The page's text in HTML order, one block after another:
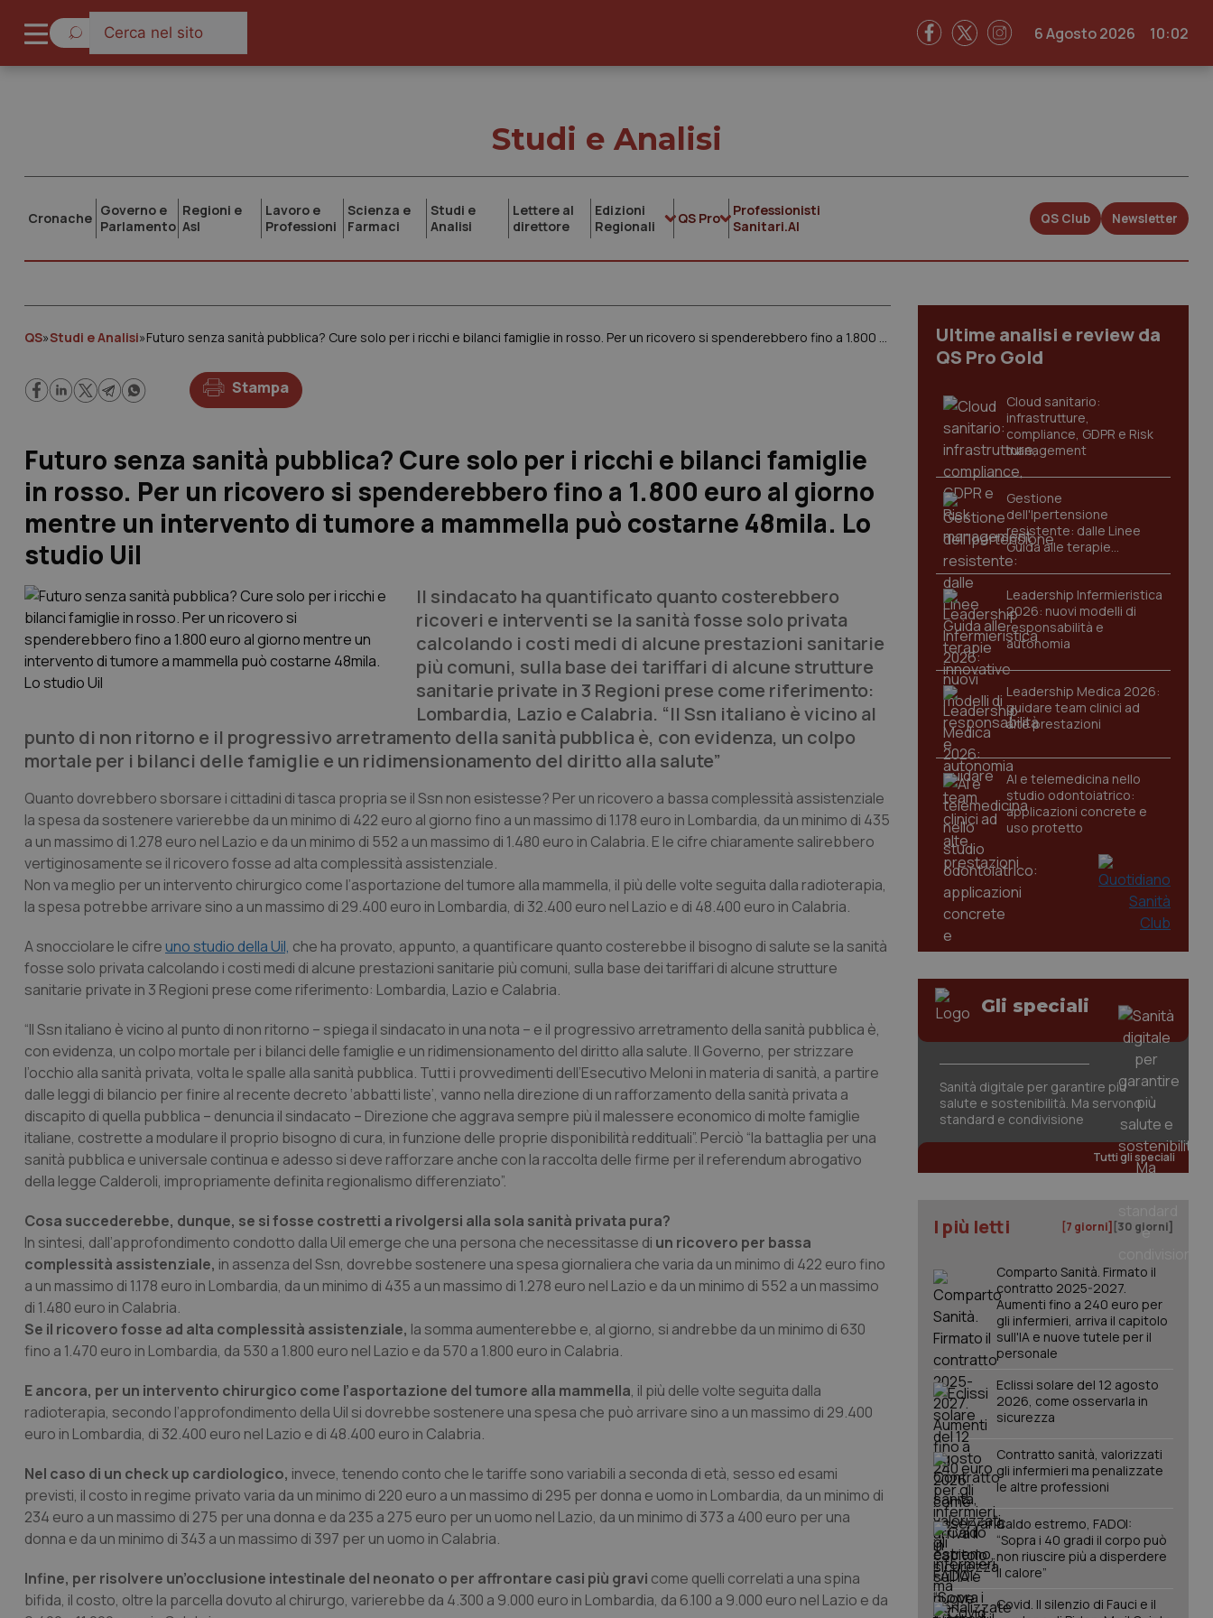
6 Agosto 2026 10:02
Studi e Analisi
Cronache Governo e
Parlamento
Regioni e
Asl
Lavoro e
Professioni
Scienza e
Farmaci
Studi e
Analisi
Lettere al
direttore
Edizioni
Regionali
QS Pro
Professionisti
Sanitari.AI
QS Club Newsletter
QS»Studi e Analisi» Futuro senza sanità pubblica? Cure solo per i ricchi e bilanci famiglie in rosso. Per un ricovero si spenderebbero fino a 1.800 euro al giorno mentre un intervento di tumore a mammella può costarne 48mila. Lo studio Uil
Stampa
Futuro senza sanità pubblica? Cure solo per i ricchi e bilanci famiglie
in rosso. Per un ricovero si spenderebbero fino a 1.800 euro al giorno
mentre un intervento di tumore a mammella può costarne 48mila. Lo
studio Uil
Il sindacato ha quantificato quanto costerebbero
ricoveri e interventi se la sanità fosse solo privata
calcolando i costi medi di alcune prestazioni sanitarie
più comuni, sulla base dei tariffari di alcune strutture
sanitarie private in 3 Regioni prese come riferimento:
Lombardia, Lazio e Calabria. “Il Ssn italiano è vicino al
punto di non ritorno e il progressivo arretramento della sanità pubblica è, con evidenza, un colpo
mortale per i bilanci delle famiglie e un ridimensionamento del diritto alla salute”
Quanto dovrebbero sborsare i cittadini di tasca propria se il Ssn non esistesse? Per un ricovero a bassa complessità assistenziale
la spesa da sostenere varierebbe da un minimo di 422 euro al giorno fino a un massimo di 1.178 euro in Lombardia, da un minimo di 435
a un massimo di 1.278 euro nel Lazio e da un minimo di 552 a un massimo di 1.480 euro in Calabria. E le cifre chiaramente salirebbero
vertiginosamente se il ricovero fosse ad alta complessità assistenziale.
Non va meglio per un intervento chirurgico come l’asportazione del tumore alla mammella, il più delle volte seguita dalla radioterapia,
la spesa potrebbe arrivare sino a un massimo di 29.400 euro in Lombardia, di 32.400 euro nel Lazio e di 48.400 euro in Calabria.
A snocciolare le cifreuno studio della Uil, che ha provato, appunto, a quantificare quanto costerebbe il bisogno di salute se la sanità
fosse solo privata calcolando i costi medi di alcune prestazioni sanitarie più comuni, sulla base dei tariffari di alcune strutture
sanitarie private in 3 Regioni prese come riferimento: Lombardia, Lazio e Calabria.
“Il Ssn italiano è vicino al punto di non ritorno – spiega il sindacato in una nota – e il progressivo arretramento della sanità pubblica è,
con evidenza, un colpo mortale per i bilanci delle famiglie e un ridimensionamento del diritto alla salute. Il Governo, per strizzare
l’occhio alla sanità privata, volta le spalle alla sanità pubblica. Tutti i provvedimenti dell’Esecutivo Meloni in materia di sanità, a partire
dalle leggi di bilancio per finire al recente decreto ‘abbatti liste’, vanno nella direzione di un rafforzamento della sanità privata a
discapito di quella pubblica – denuncia il sindacato – Direzione che aggrava sempre più il malessere economico di molte famiglie
italiane, costrette a modulare il proprio bisogno di cura, in funzione delle proprie disponibilità reddituali”. Perciò “la battaglia per una
sanità pubblica e universale continua e adesso si deve rafforzare anche con la raccolta delle firme per il referendum abrogativo
della legge Calderoli, impropriamente definita regionalismo differenziato”.
Cosa succederebbe, dunque, se si fosse costretti a rivolgersi alla sola sanità privata pura?
In sintesi, dall’approfondimento condotto dalla Uil emerge che una persona che necessitasse di un ricovero per bassa
complessità assistenziale, in assenza del Ssn, dovrebbe sostenere una spesa giornaliera che varia da un minimo di 422 euro fino
a un massimo di 1.178 euro in Lombardia, da un minimo di 435 a un massimo di 1.278 euro nel Lazio e da un minimo di 552 a un massimo
di 1.480 euro in Calabria.
Se il ricovero fosse ad alta complessità assistenziale, la somma aumenterebbe e, al giorno, si andrebbe da un minimo di 630
fino a 1.470 euro in Lombardia, da 530 a 1.800 euro nel Lazio e da 570 a 1.800 euro in Calabria.
E ancora, per un intervento chirurgico come l’asportazione del tumore alla mammella, il più delle volte seguita dalla
radioterapia, secondo l’approfondimento della Uil si dovrebbe sostenere una spesa che può arrivare sino a un massimo di 29.400
euro in Lombardia, di 32.400 euro nel Lazio e di 48.400 euro in Calabria.
Nel caso di un check up cardiologico, invece, tenendo conto che le tariffe sono variabili a seconda di età, sesso ed esami
previsti, il costo in regime privato varia da un minimo di 220 euro a un massimo di 295 per donna e uomo in Lombardia, da un minimo di
234 euro a un massimo di 275 per una donna e da 235 a 275 euro per un uomo nel Lazio, da un minimo di 373 a 400 euro per una
donna e da un minimo di 343 a un massimo di 397 per un uomo in Calabria.
Infine, per risolvere un’occlusione intestinale del neonato o per affrontare casi più gravi come quelli correlati a una spina
bifida, il costo, oltre la parcella dovuto al chirurgo, varierebbe da 4.300 a 9.000 euro in Lombardia, da 6.100 a 9.000 euro nel Lazio e da
Ultime analisi e review da
QS Pro Gold
Cloud sanitario:
infrastrutture,
compliance, GDPR e Risk
management
Gestione
dell'Ipertensione
resistente: dalle Linee
Guida alle terapie
innovative
Leadership Infermieristica
2026: nuovi modelli di
responsabilità e
autonomia
Leadership Medica 2026:
guidare team clinici ad
alte prestazioni
AI e telemedicina nello
studio odontoiatrico:
applicazioni concrete e
uso protetto
Gli speciali
Sanità digitale per garantire più
salute e sostenibilità. Ma servono
standard e condivisione
Tutti gli speciali
I più letti [7 giorni] [30 giorni]
Comparto Sanità. Firmato il
contratto 2025-2027.
Aumenti fino a 240 euro per
gli infermieri, arriva il capitolo
sull'IA e nuove tutele per il
personale
Eclissi solare del 12 agosto
2026, come osservarla in
sicurezza
Contratto sanità, valorizzati
gli infermieri ma penalizzate
le altre professioni
Caldo estremo, FADOI:
“Sopra i 40 gradi il corpo può
non riuscire più a disperdere
il calore”
Covid. Il silenzio di Fauci e il